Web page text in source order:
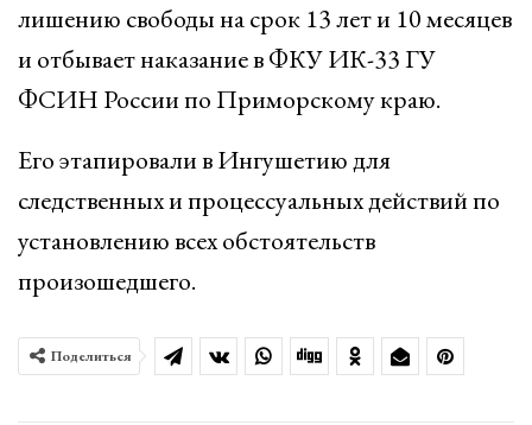
лишению свободы на срок 13 лет и 10 месяцев
и отбывает наказание в ФКУ ИК-33 ГУ
ФСИН России по Приморскому краю.
Его этапировали в Ингушетию для
следственных и процессуальных действий по
установлению всех обстоятельств
произошедшего.
Поделиться